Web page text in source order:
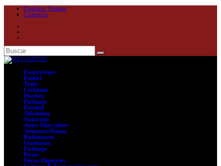
Quienes Somos
Contacto
Entrevistas
Futbol
Tenis
Ciclismo
Hockey
Patinaje
Beisbol
Atletismo
Natación
Artes Marciales
Automovilismo
Baloncesto
Gimnasia
Patinaje
Pesas
Otros Deportes